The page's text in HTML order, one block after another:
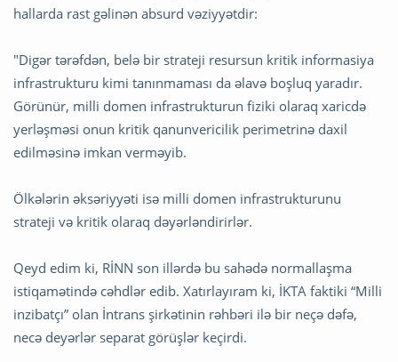
hallarda rast gəlinən absurd vəziyyətdir:
"Digər tərəfdən, belə bir strateji resursun kritik informasiya
infrastrukturu kimi tanınmaması da əlavə boşluq yaradır.
Görünür, milli domen infrastrukturun fiziki olaraq xaricdə
yerləşməsi onun kritik qanunvericilik perimetrinə daxil
edilməsinə imkan verməyib.
Ölkələrin əksəriyyəti isə milli domen infrastrukturunu
strateji və kritik olaraq dəyərləndirirlər.
Qeyd edim ki, RİNN son illərdə bu sahədə normallaşma
istiqamətində cəhdlər edib. Xatırlayıram ki, İKTA faktiki “Milli
inzibatçı” olan İntrans şirkətinin rəhbəri ilə bir neçə dəfə,
necə deyərlər separat görüşlər keçirdi.